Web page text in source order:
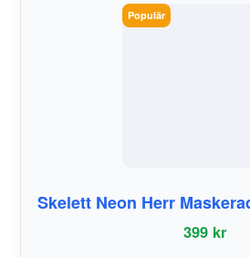
Populär
Skelett Neon Herr
399 kr